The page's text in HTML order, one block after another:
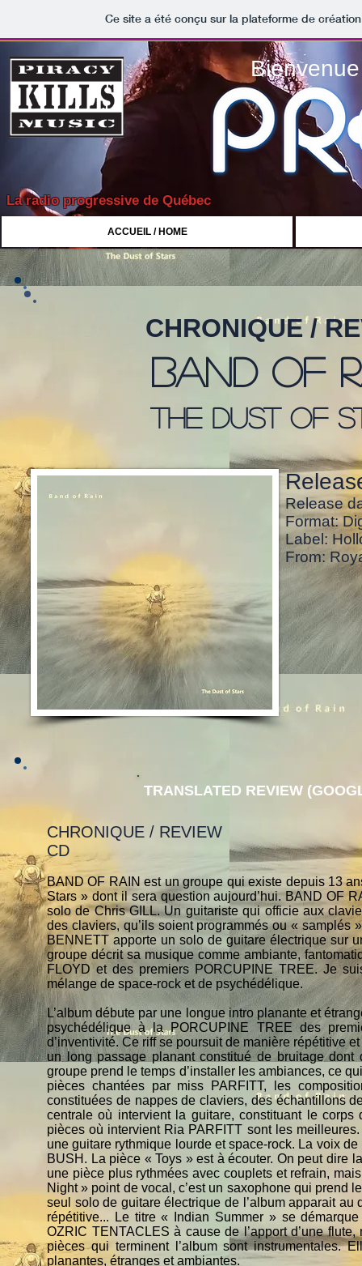
Ce site a été conçu sur la plateforme de
La radio progressive de Québec
CHRONIQUE /
band of
the dust of
Release
Format:
Label:
From:
TRANSLATED REVIEW
CHRONIQUE / REVIEW
CD
BAND OF RAIN est un groupe qui existe depuis 13
Stars » dont il sera question aujourd’hui. BAND OF
solo de Chris GILL. Un guitariste qui officie aux
des claviers, qu’ils soient programmés ou «
BENNETT apporte un solo de guitare électrique sur
groupe décrit sa musique comme ambiante,
FLOYD et des premiers PORCUPINE TREE. Je
mélange de space-rock et de psychédélique.
L’album débute par une longue intro planante et
psychédélique à la PORCUPINE TREE des
d’inventivité. Ce riff se poursuit de manière répétitive
un long passage planant constitué de bruitage
groupe prend le temps d’installer les ambiances, ce
pièces chantées par miss PARFITT, les
constituées de nappes de claviers, des échantillons
centrale où intervient la guitare, constituant le
pièces où intervient Ria PARFITT sont les
une guitare rythmique lourde et space-rock. La voix
BUSH. La pièce « Toys » est à écouter. On peut dire
une pièce plus rythmées avec couplets et refrain,
Night » point de vocal, c’est un saxophone qui prend
seul solo de guitare électrique de l’album apparait
répétitive... Le titre « Indian Summer » se
OZRIC TENTACLES à cause de l’apport d’une
pièces qui terminent l’album sont instrumentales.
planantes, étranges et ambiantes.
ACCUEIL / HOME